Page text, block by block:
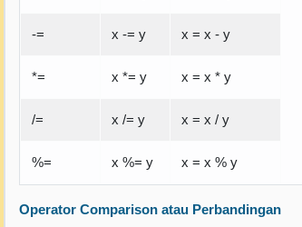
-= x -= y x = x - y
*= x *= y x = x * y
/= x /= y x = x / y
%= x %= y x = x % y
Operator Comparison atau Perbandingan